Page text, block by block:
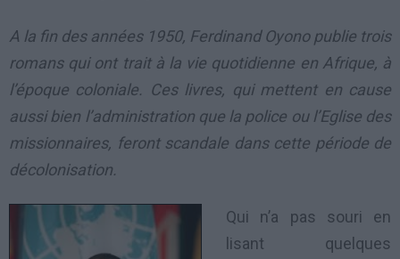
A la fin des années 1950, Ferdinand Oyono publie trois
romans qui ont trait à la vie quotidienne en Afrique, à
l’époque coloniale. Ces livres, qui mettent en cause
aussi bien l’administration que la police ou l’Eglise des
missionnaires, feront scandale dans cette période de
décolonisation.
Qui n’a pas souri en
lisant quelques